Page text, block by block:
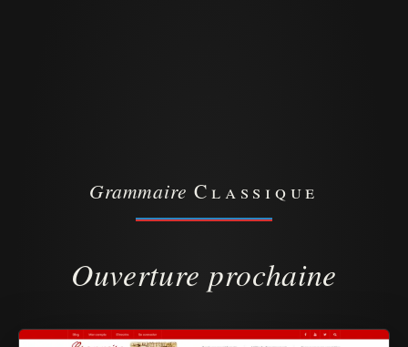
Grammaire Classique
Ouverture prochaine